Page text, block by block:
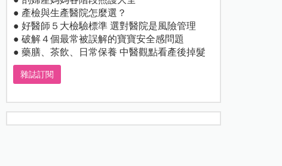
● 產檢與生產醫院怎麼選？
● 好醫師５大檢驗標準 選對醫院是風險管理
● 破解４個最常被誤解的寶寶安全感問題
● 藥膳、茶飲、日常保養 中醫觀點看產後掉髮
雜誌訂閱